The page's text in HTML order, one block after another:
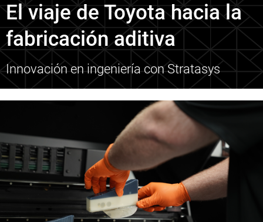
El viaje de Toyota hacia la
fabricación aditiva
Innovación en ingeniería con Stratasys